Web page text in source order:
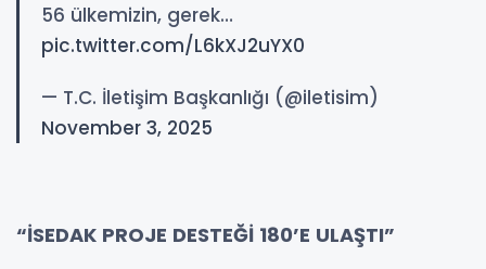
56 ülkemizin, gerek…
pic.twitter.com/L6kXJ2uYX0
— T.C. İletişim Başkanlığı (@iletisim)
November 3, 2025
“İSEDAK PROJE DESTEĞİ 180’E ULAŞTI”